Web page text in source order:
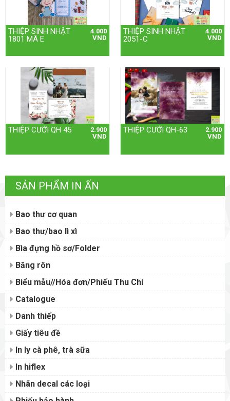
THIỆP SINH NHẬT
1801 MÃ E
4.000
VND
THIỆP SINH NHẬT
2051-C
4.000
VND
THIỆP CƯỚI QH 45
2.900
VND
THIỆP CƯỚI QH-63
2.900
VND
SẢN PHẨM IN ẤN
Bao thư cơ quan
Bao thư/bao lì xì
Bìa đựng hồ sơ/Folder
Băng rôn
Biểu mẫu//Hóa đơn/Phiếu Thu Chi
Catalogue
Danh thiếp
Giấy tiêu đề
In ly cà phê, trà sữa
In hiflex
Nhãn decal các loại